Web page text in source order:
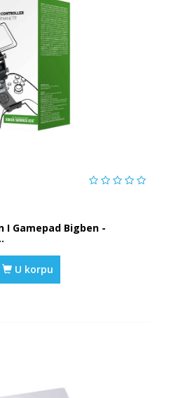
I Gamepad Bigben -
U korpu